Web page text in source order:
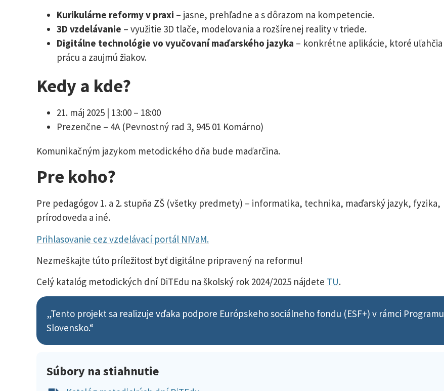
Kurikulárne reformy v praxi – jasne, prehľadne a s dôrazom na kompetencie.
3D vzdelávanie – využitie 3D tlače, modelovania a rozšírenej reality v triede.
Digitálne technológie vo vyučovaní maďarského jazyka – konkrétne aplikácie, ktoré uľahčia
prácu a zaujmú žiakov.
Kedy a kde?
21. máj 2025 | 13:00 – 18:00
Prezenčne – 4A (Pevnostný rad 3, 945 01 Komárno)
Komunikačným jazykom metodického dňa bude maďarčina.
Pre koho?
Pre pedagógov 1. a 2. stupňa ZŠ (všetky predmety) – informatika, technika, maďarský jazyk, fyzika,
prírodoveda a iné.
Prihlasovanie cez vzdelávací portál NIVaM.
Nezmeškajte túto príležitosť byť digitálne pripravený na reformu!
Celý katalóg metodických dní DiTEdu na školský rok 2024/2025 nájdete TU.
„Tento projekt sa realizuje vďaka podpore Európskeho sociálneho fondu (ESF+) v rámci Programu
Slovensko.“
Súbory na stiahnutie